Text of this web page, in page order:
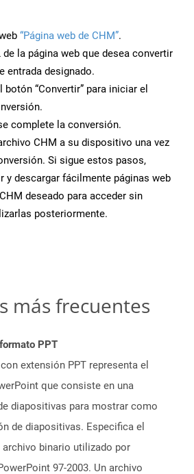
“Página web de CHM”.
de la página web que desea convertir
entrada designado.
botón “Convertir” para iniciar el
complete la conversión.
CHM a su dispositivo una vez
Si sigue estos pasos,
y descargar fácilmente páginas web
deseado para acceder sin
posteriormente.
más frecuentes
PPT
extensión PPT representa el
que consiste en una
diapositivas para mostrar como
de diapositivas. Especifica el
binario utilizado por
97-2003. Un archivo